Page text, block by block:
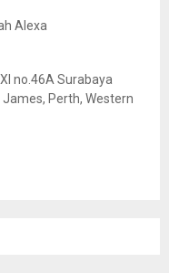
Alexa
no.46A Surabaya
James, Perth, Western